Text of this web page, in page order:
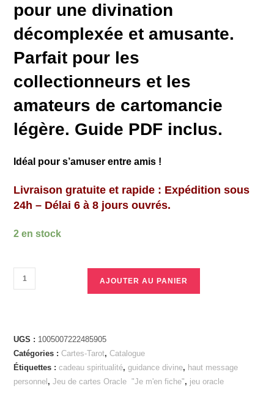
pour une divination
décomplexée et amusante.
Parfait pour les
collectionneurs et les
amateurs de cartomancie
légère. Guide PDF inclus.
Idéal pour s’amuser entre amis !
Livraison gratuite et rapide : Expédition sous
24h – Délai 6 à 8 jours ouvrés.
2 en stock
AJOUTER AU PANIER
UGS : 1005007222485905
Catégories :Cartes-Tarot,Catalogue
Étiquettes :cadeau spiritualité,guidance divine, haut message
personnel ,Jeu de cartes Oracle "Je m'en fiche", jeu oracle